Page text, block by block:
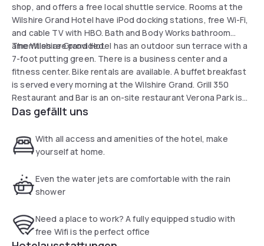
shop, and offers a free local shuttle service. Rooms at the
Wilshire Grand Hotel have iPod docking stations, free Wi-Fi,
and cable TV with HBO. Bath and Body Works bathroom
amenities are provided.
The Wilshire Grand Hotel has an outdoor sun terrace with a
7-foot putting green. There is a business center and a
fitness center. Bike rentals are available. A buffet breakfast
is served every morning at the Wilshire Grand. Grill 350
Restaurant and Bar is an on-site restaurant Verona Park is
less than a kilometer away and within walking distance of
km away.
Das gefällt uns
With all access and amenities of the hotel, make
yourself at home.
Even the water jets are comfortable with the rain
shower
Need a place to work? A fully equipped studio with
free Wifi is the perfect office